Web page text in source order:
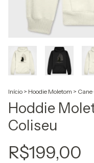
Início > Hoodie Moletom > Cane
Hoddie
Coliseu
R$199,00